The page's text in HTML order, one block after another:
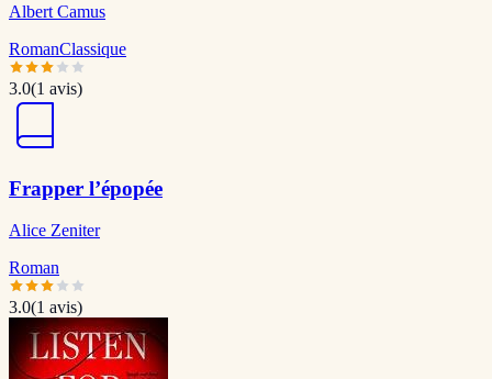
Albert Camus
RomanClassique
3.0(1 avis)
Frapper l’épopée
Alice Zeniter
Roman
3.0(1 avis)